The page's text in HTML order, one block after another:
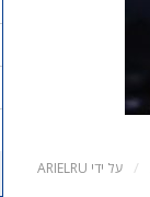
/ על ידי ARIELRU